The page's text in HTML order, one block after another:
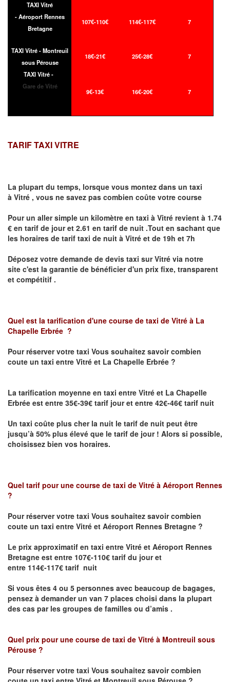
TAXI Vitré
- Aéroport Rennes
Bretagne
107€-110€ 114€-117€ 7
TAXI Vitré - Montreuil
sous Pérouse
18€-21€ 25€-28€ 7
TAXI Vitré -
Gare de Vitré
9€-13€ 16€-20€ 7
TARIF TAXI VITRE
La plupart du temps, lorsque vous montez dans un taxi
à Vitré , vous ne savez pas combien coûte votre course
Pour un aller simple un kilomètre en taxi à Vitré revient à 1.74
€ en tarif de jour et 2.61 en tarif de nuit .Tout en sachant que
les horaires de tarif taxi de nuit à Vitré et de 19h et 7h
Déposez votre demande de devis taxi surVitré via notre
site c'est la garantie de bénéficier d'un prix fixe, transparent
et compétitif .
Quel est la tarification d'une course de taxi de Vitré à La
Chapelle Erbrée ?
Pour réserver votre taxi Vous souhaitez savoircombien
coute un taxi entre Vitré et La Chapelle Erbrée ?
La tarification moyenne en taxi entre Vitré et La Chapelle
Erbrée est entre 35€-39€ tarif jour et entre 42€-46€ tarif nuit
Un taxi coûte plus cher la nuit le tarif de nuit peut être
jusqu’à 50% plus élevé que le tarif de jour ! Alors si possible,
choisissez bien vos horaires.
Quel tarif pour une course de taxi de Vitré à Aéroport Rennes
?
Pour réserver votre taxi Vous souhaitez savoircombien
coute un taxi entre Vitré et Aéroport Rennes Bretagne ?
Le prix approximatif en taxi entre Vitré et Aéroport Rennes
Bretagne est entre 107€-110€ tarif du jour et
entre 114€-117€ tarif nuit
Si vous êtes 4 ou 5 personnes avec beaucoup de bagages,
pensez à demander un van 7 places choisi dans la plupart
des cas par les groupes de familles ou d’amis .
Quel prix pour une course de taxi de Vitré à Montreuil sous
Pérouse ?
Pour réserver votre taxi Vous souhaitez savoircombien